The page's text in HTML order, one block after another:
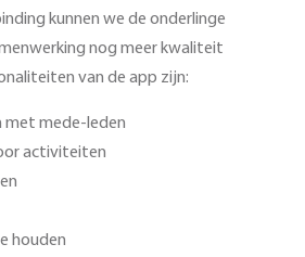
kunnen we de onderlinge
nog meer kwaliteit
van de app zijn:
met mede-leden
activiteiten
houden